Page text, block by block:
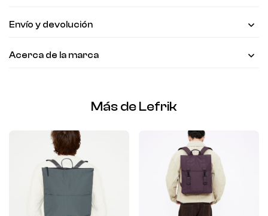
Envío y devolución
Acerca de la marca
Más de Lefrik